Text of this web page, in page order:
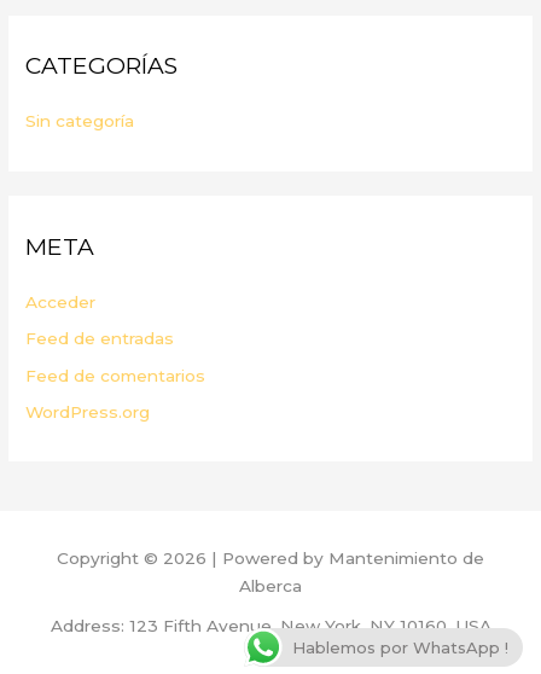
CATEGORÍAS
Sin categoría
META
Acceder
Feed de entradas
Feed de comentarios
WordPress.org
Copyright © 2026 | Powered by Mantenimiento de
Alberca
Address: 123 Fifth Avenue, New York, NY 10160, USA
Hablemos por WhatsApp !